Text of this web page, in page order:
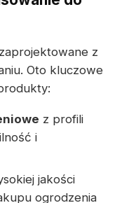
z
Oto kluczowe
z profili
i
jakości
ogrodzenia